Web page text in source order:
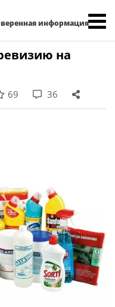
информация
на
69 36